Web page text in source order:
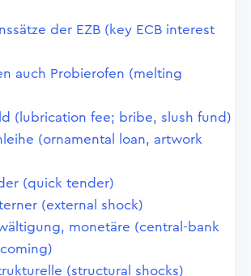
der EZB (key ECB interest
auch Probierofen (melting
(lubrication fee; bribe, slush fund)
(ornamental loan, artwork
(quick tender)
(external shock)
monetäre (central-bank
(structural shocks)